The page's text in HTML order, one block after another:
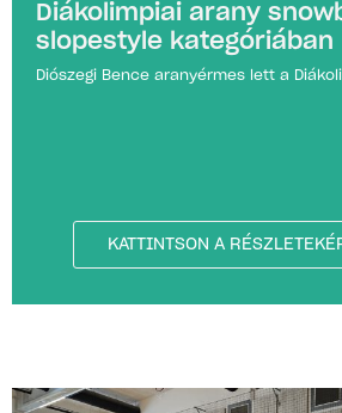
Diákolimpiai arany
slopestyle kategóriában
Diószegi Bence aranyérmes lett a
KATTINTSON A